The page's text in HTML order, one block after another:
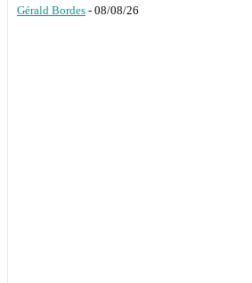
Gérald Bordes - 08/08/26